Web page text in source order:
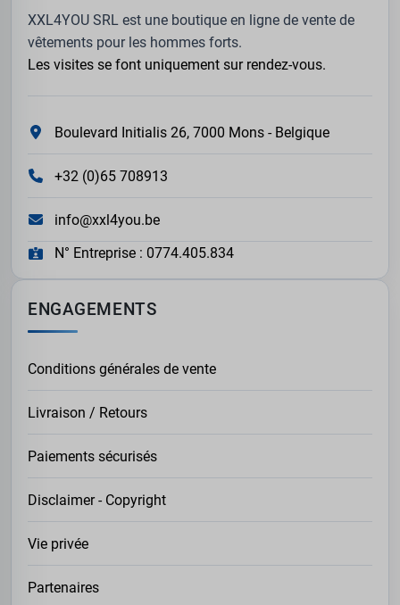
XXL4YOU SRL est une boutique en ligne de vente de
vêtements pour les hommes forts.
Les visites se font uniquement sur rendez-vous.
Boulevard Initialis 26, 7000 Mons - Belgique
+32 (0)65 708913
info@xxl4you.be
N° Entreprise : 0774.405.834
ENGAGEMENTS
Conditions générales de vente
Livraison / Retours
Paiements sécurisés
Disclaimer - Copyright
Vie privée
Partenaires